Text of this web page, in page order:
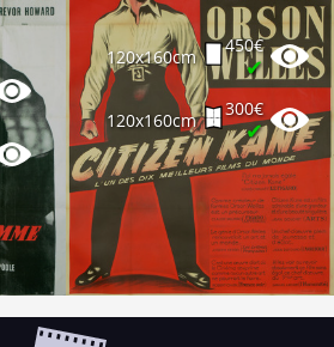
120x160cm
450€
✔
120x160cm
300€
✔